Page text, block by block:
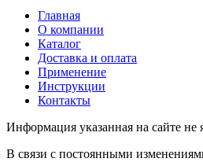
Главная
О компании
Каталог
Доставка и оплата
Применение
Инструкции
Контакты
Информация указанная на сайте не
В связи с постоянными